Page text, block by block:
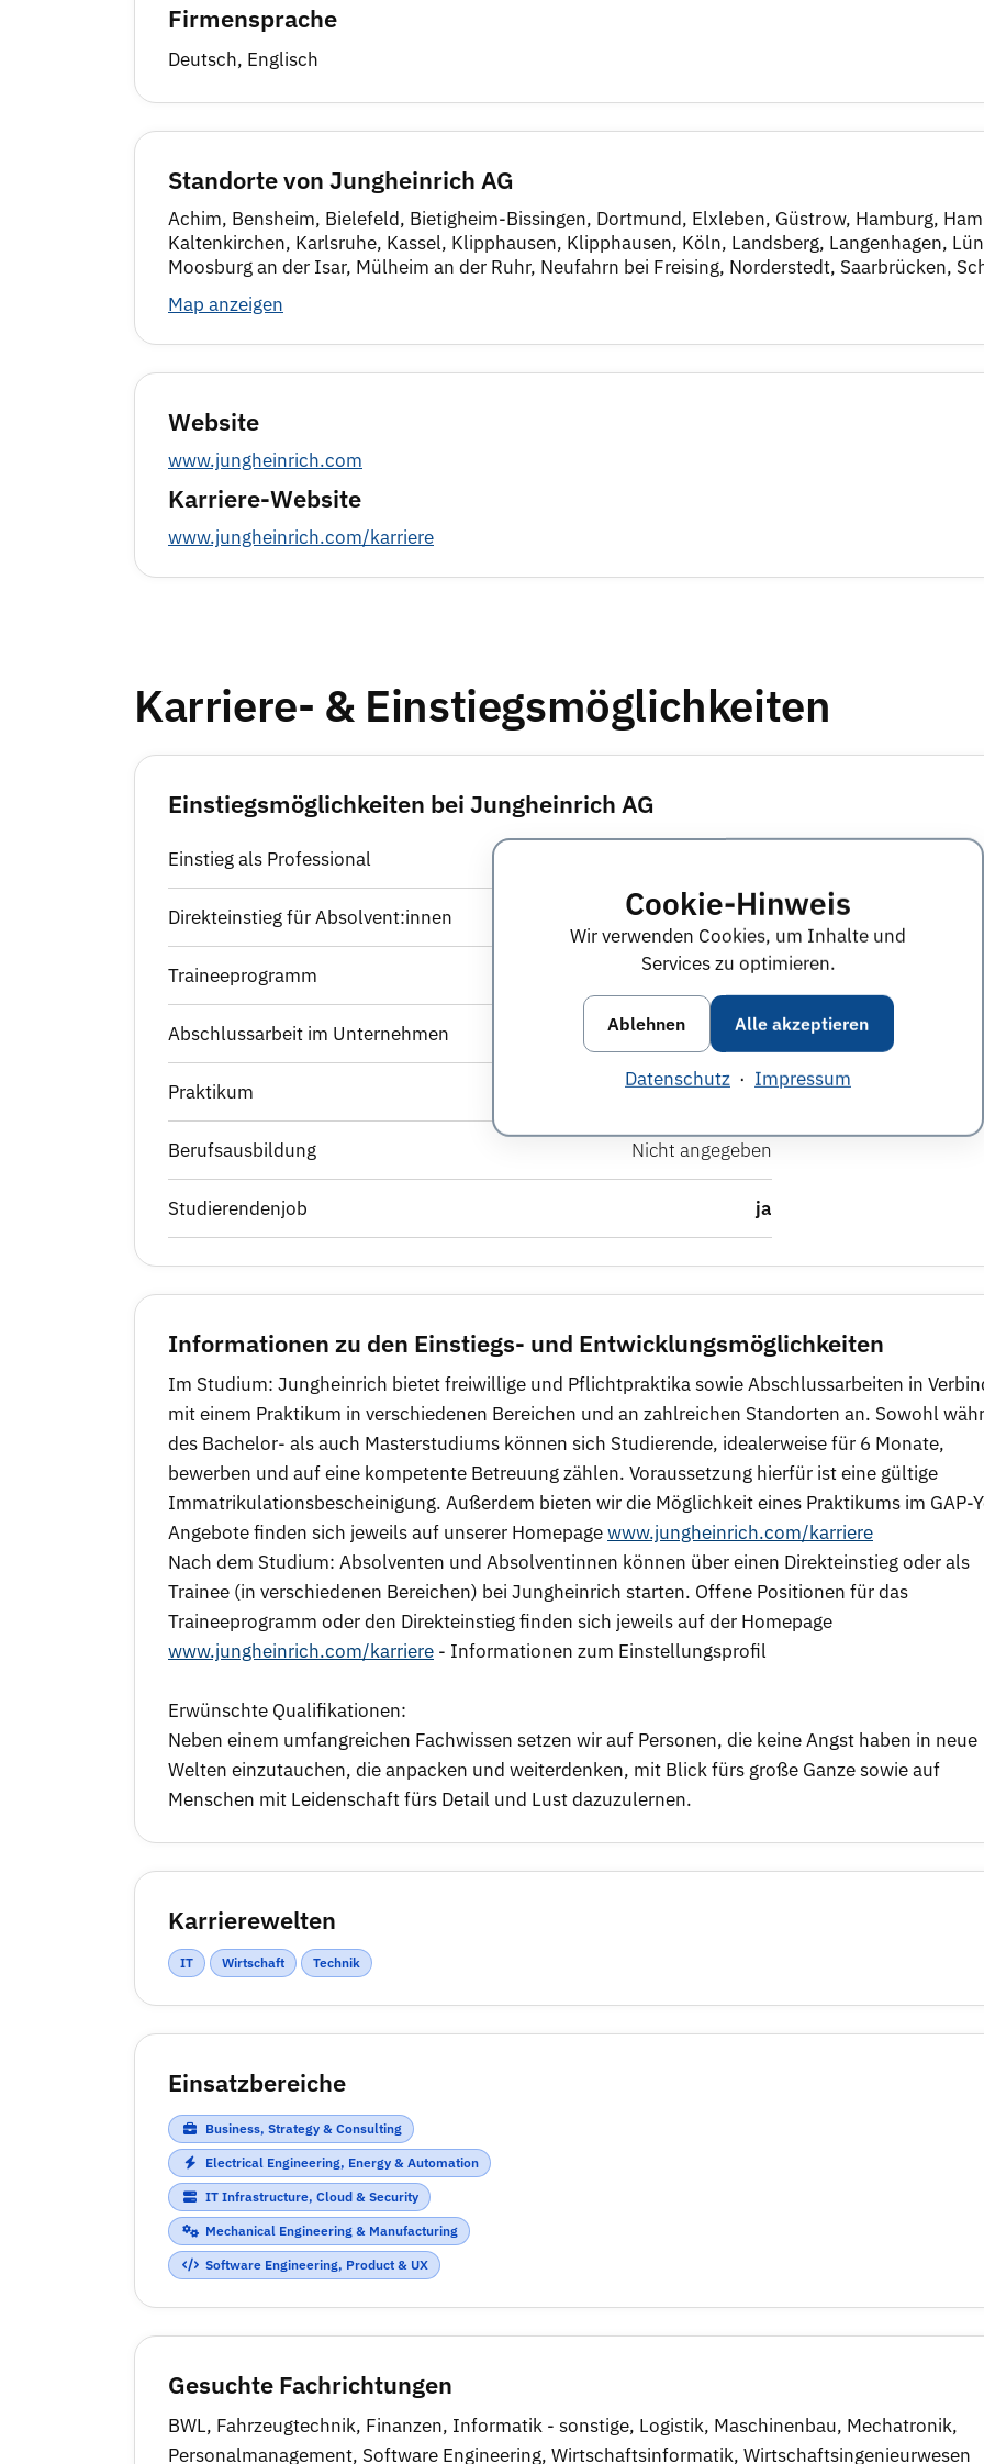
Cookie-Hinweis
Wir verwenden Cookies, um Inhalte und
Services zu optimieren.
Ablehnen Alle akzeptieren
Datenschutz · Impressum
Firmensprache
Deutsch, Englisch
Standorte von Jungheinrich AG
Achim, Bensheim, Bielefeld, Bietigheim-Bissingen, Dortmund, Elxleben, Güstrow, Hamburg,
Kaltenkirchen, Karlsruhe, Kassel, Klipphausen, Klipphausen, Köln, Landsberg, Langenhagen,
Moosburg an der Isar, Mülheim an der Ruhr, Neufahrn bei Freising, Norderstedt, Saarbrücken,
Map anzeigen
Website
www.jungheinrich.com
Karriere-Website
www.jungheinrich.com/karriere
Karriere- & Einstiegsmöglichkeiten
Einstiegsmöglichkeiten bei Jungheinrich AG
Einstieg als Professional
Direkteinstieg für Absolvent:innen ja
Traineeprogramm ja
Abschlussarbeit im Unternehmen ja
Praktikum ja
Berufsausbildung Nicht angegeben
Studierendenjob ja
Informationen zu den Einstiegs- und Entwicklungsmöglichkeiten
Im Studium: Jungheinrich bietet freiwillige und Pflichtpraktika sowie Abschlussarbeiten in
mit einem Praktikum in verschiedenen Bereichen und an zahlreichen Standorten an. Sowohl
des Bachelor- als auch Masterstudiums können sich Studierende, idealerweise für 6 Monate,
bewerben und auf eine kompetente Betreuung zählen. Voraussetzung hierfür ist eine gültige
Immatrikulationsbescheinigung. Außerdem bieten wir die Möglichkeit eines Praktikums im GAP-
Angebote finden sich jeweils auf unserer Homepagewww.jungheinrich.com/karriere
Nach dem Studium: Absolventen und Absolventinnen können über einen Direkteinstieg oder als
Trainee (in verschiedenen Bereichen) bei Jungheinrich starten. Offene Positionen für das
Traineeprogramm oder den Direkteinstieg finden sich jeweils auf der Homepage
www.jungheinrich.com/karriere - Informationen zum Einstellungsprofil
Erwünschte Qualifikationen:
Neben einem umfangreichen Fachwissen setzen wir auf Personen, die keine Angst haben in neue
Welten einzutauchen, die anpacken und weiterdenken, mit Blick fürs große Ganze sowie auf
Menschen mit Leidenschaft fürs Detail und Lust dazuzulernen.
Karrierewelten
IT Wirtschaft Technik
Einsatzbereiche
Business, Strategy & Consulting
Electrical Engineering, Energy & Automation
IT Infrastructure, Cloud & Security
Mechanical Engineering & Manufacturing
Software Engineering, Product & UX
Gesuchte Fachrichtungen
BWL, Fahrzeugtechnik, Finanzen, Informatik - sonstige, Logistik, Maschinenbau, Mechatronik,
Personalmanagement, Software Engineering, Wirtschaftsinformatik, Wirtschaftsingenieurwesen